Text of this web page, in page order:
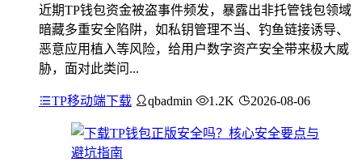
近期TP钱包资金被盗事件频发，暴露出非托管钱包领域
暗藏多重安全陷阱，如私钥管理不当、钓鱼链接诱导、
恶意应用植入等风险，给用户数字资产安全带来极大威
胁，面对此类问...
TP移动端下载 qbadmin 1.2K 2026-08-06